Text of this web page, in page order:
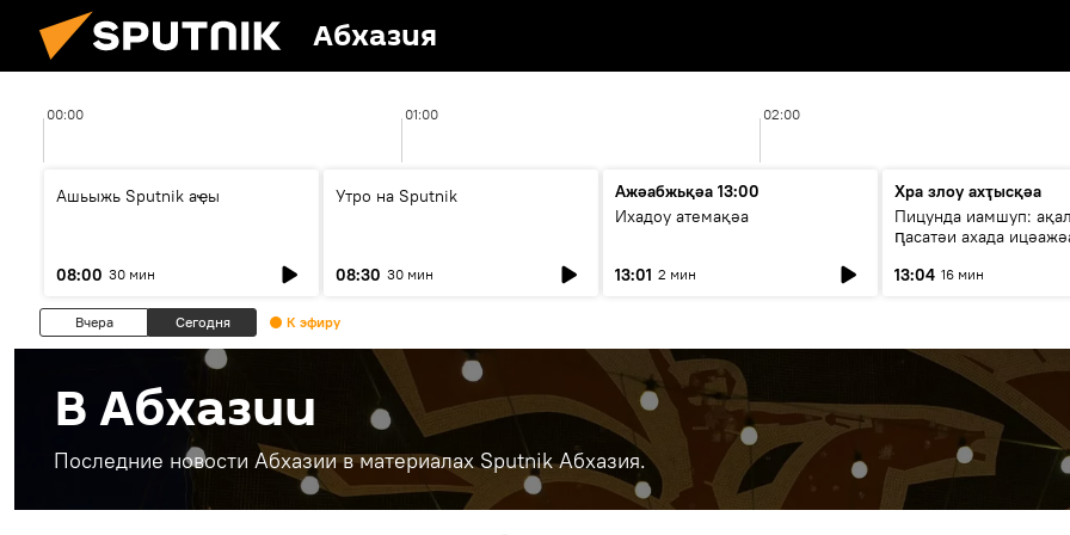
Абхазия
00:00 01:00 02:00
Ашьыжь Sputnik аҿы
08:00 30 мин
Утро на Sputnik
08:30 30 мин
Ажәабжьқәа 13:00
Ихадоу атемақәа
13:01 2 мин
Хра злоу ахҭысқәа
Пицунда иамшуп:
ԥасатәи ахада
13:04 16 мин
Вчера Сегодня К эфиру
В Абхазии
Последние новости Абхазии в материалах Sputnik Абхазия.